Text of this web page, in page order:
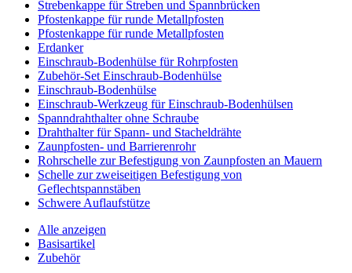
Strebenkappe für Streben und Spannbrücken
Pfostenkappe für runde Metallpfosten
Pfostenkappe für runde Metallpfosten
Erdanker
Einschraub-Bodenhülse für Rohrpfosten
Zubehör-Set Einschraub-Bodenhülse
Einschraub-Bodenhülse
Einschraub-Werkzeug für Einschraub-Bodenhülsen
Spanndrahthalter ohne Schraube
Drahthalter für Spann- und Stacheldrähte
Zaunpfosten- und Barrierenrohr
Rohrschelle zur Befestigung von Zaunpfosten an Mauern
Schelle zur zweiseitigen Befestigung von
Geflechtspannstäben
Schwere Auflaufstütze
Alle anzeigen
Basisartikel
Zubehör